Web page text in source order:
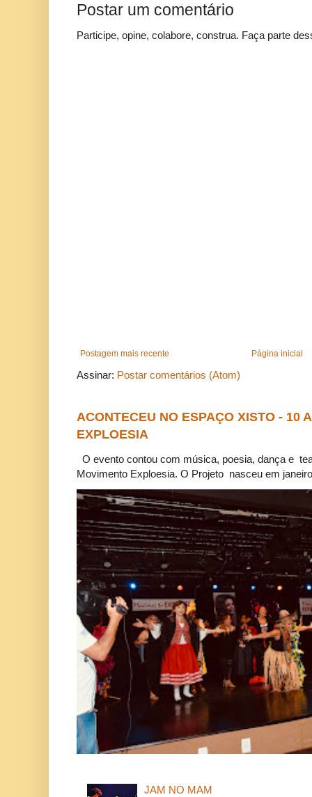
Postar um comentário
Participe, opine, colabore, construa. Faça parte
Postagem mais recente Página inicial
Assinar: Postar comentários (Atom)
ACONTECEU NO ESPAÇO XISTO - 10
EXPLOESIA
O evento contou com música, poesia, dança e
Movimento Exploesia. O Projeto nasceu em
JAM NO MAM